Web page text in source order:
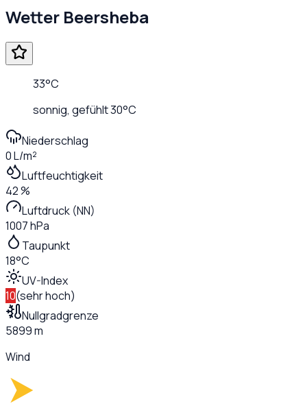
Wetter Beersheba
33°C
sonnig, gefühlt30°C
Niederschlag
0 L/m²
Luftfeuchtigkeit
42 %
Luftdruck (NN)
1007 hPa
Taupunkt
18°C
UV-Index
10(sehr hoch)
Nullgradgrenze
5899 m
Wind